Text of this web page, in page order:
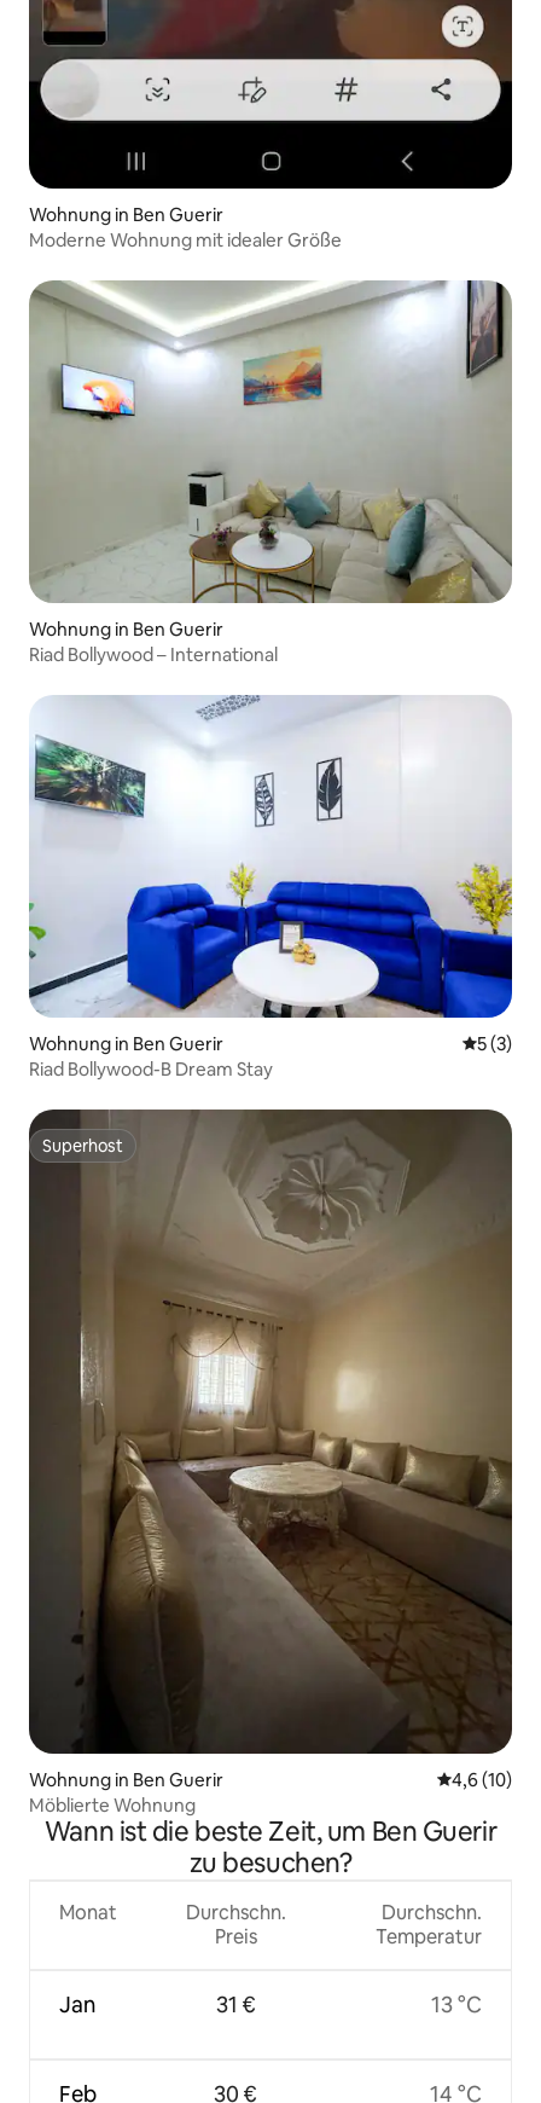
Wohnung in Ben Guerir
Moderne Wohnung mit idealer Größe
Wohnung in Ben Guerir
Riad Bollywood – International
Wohnung in Ben Guerir
5 (3)
Riad Bollywood-B Dream Stay
Superhost
Superhost
Wohnung in Ben Guerir
4,6 (10)
Möblierte Wohnung
Wann ist die beste Zeit, um Ben Guerir
zu besuchen?
Monat
Jan
Feb
Durchschn.
Preis
31 €
30 €
Durchschn.
Temperatur
13 °C
14 °C